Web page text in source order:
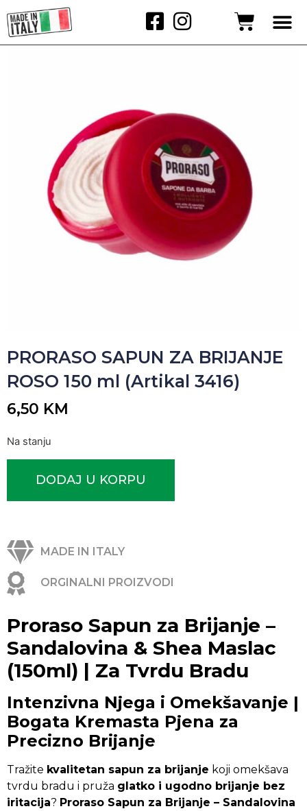
PRORASO SAPUN ZA BRIJANJE
ROSO 150 ml (Artikal 3416)
6,50 KM
Na stanju
DODAJ U KORPU
MADE IN ITALY
ORGINALNI PROIZVODI
Proraso Sapun za Brijanje –
Sandalovina & Shea Maslac
(150ml) | Za Tvrdu Bradu
Intenzivna Njega i Omekšavanje |
Bogata Kremasta Pjena za
Precizno Brijanje
Tražite kvalitetan sapun za brijanje koji omekšava
tvrdu bradu i pruža glatko i ugodno brijanje bez
iritacija? Proraso Sapun za Brijanje – Sandalovina